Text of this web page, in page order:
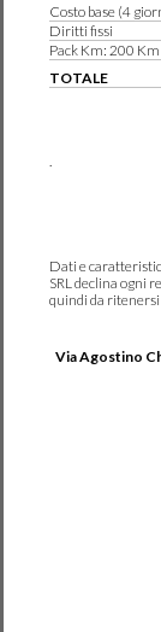
Costo base (4
Diritti fissi
Pack Km: 200
TOTALE
.
Dati e
SRL declina ogni
quindi da
Via Agostino